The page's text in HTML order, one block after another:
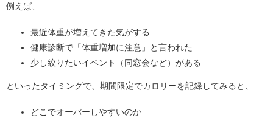
例えば、
最近体重が増えてきた気がする
健康診断で「体重増加に注意」と言われた
少し絞りたいイベント（同窓会など）がある
といったタイミングで、期間限定でカロリーを記録してみると、
どこでオーバーしやすいのか